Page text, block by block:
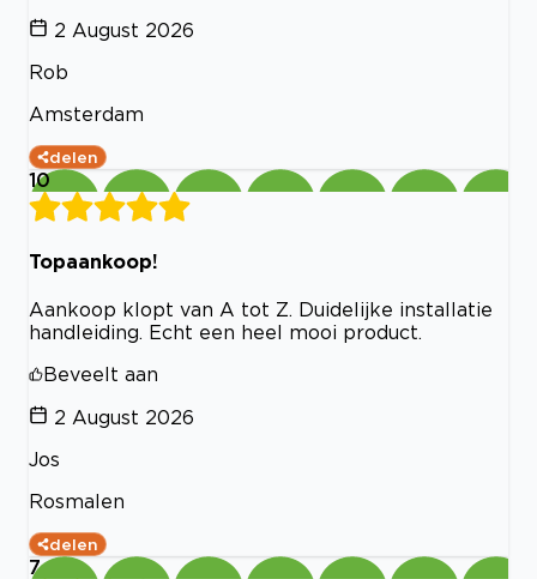
2 August 2026
Rob
Amsterdam
delen
10
Topaankoop!
Aankoop klopt van A tot Z. Duidelijke installatie
handleiding. Echt een heel mooi product.
Beveelt aan
2 August 2026
Jos
Rosmalen
delen
7